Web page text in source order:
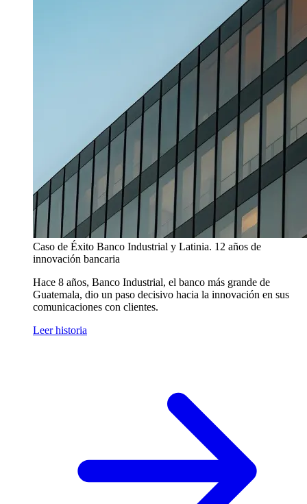
Caso de Éxito Banco Industrial y Latinia. 12 años de
innovación bancaria
Hace 8 años, Banco Industrial, el banco más grande de
Guatemala, dio un paso decisivo hacia la innovación en sus
comunicaciones con clientes.
Leer historia